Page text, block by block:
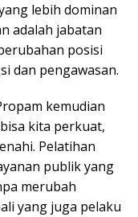
lebih dominan
adalah jabatan
posisi
dan pengawasan.
kemudian
kita perkuat,
Pelatihan
publik yang
merubah
yang juga pelaku